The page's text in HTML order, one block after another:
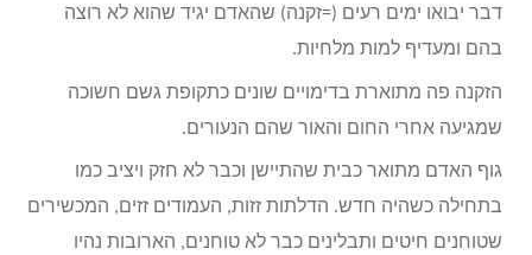
דבר יבואו ימים רעים (=זקנה) שהאדם יגיד שהוא לא רוצה
בהם ומעדיף למות מלחיות.
הזקנה פה מתוארת בדימויים שונים כתקופת גשם חשוכה
שמגיעה אחרי החום והאור שהם הנעורים.
גוף האדם מתואר כבית שהתיישן וכבר לא חזק ויציב כמו
בתחילה כשהיה חדש. הדלתות זזות, העמודים זזים, המכשירים
שטוחנים חיטים ותבלינים כבר לא טוחנים, הארובות נהיו